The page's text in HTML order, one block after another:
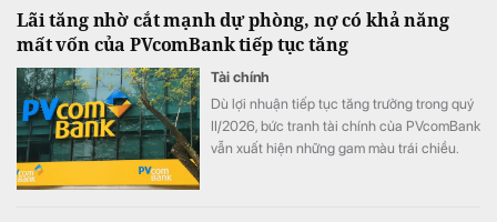
Lãi tăng nhờ cắt mạnh dự phòng, nợ có khả năng
mất vốn của PVcomBank tiếp tục tăng
Tài chính
Dù lợi nhuận tiếp tục tăng trưởng trong quý
II/2026, bức tranh tài chính của PVcomBank
vẫn xuất hiện những gam màu trái chiều.